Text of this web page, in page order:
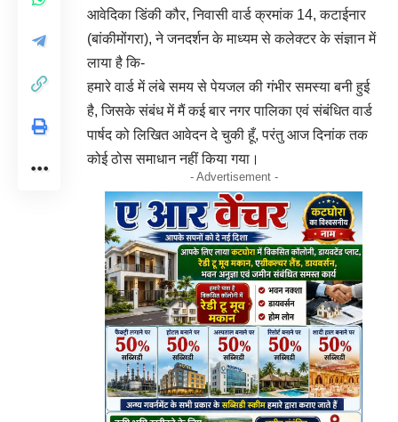
आवेदिका डिंकी कौर, निवासी वार्ड क्रमांक 14, कटाईनार
(बांकीमोंगरा), ने जनदर्शन के माध्यम से कलेक्टर के संज्ञान में
लाया है कि-
हमारे वार्ड में लंबे समय से पेयजल की गंभीर समस्या बनी हुई
है, जिसके संबंध में मैं कई बार नगर पालिका एवं संबंधित वार्ड
पार्षद को लिखित आवेदन दे चुकी हूँ, परंतु आज दिनांक तक
कोई ठोस समाधान नहीं किया गया।
- Advertisement -